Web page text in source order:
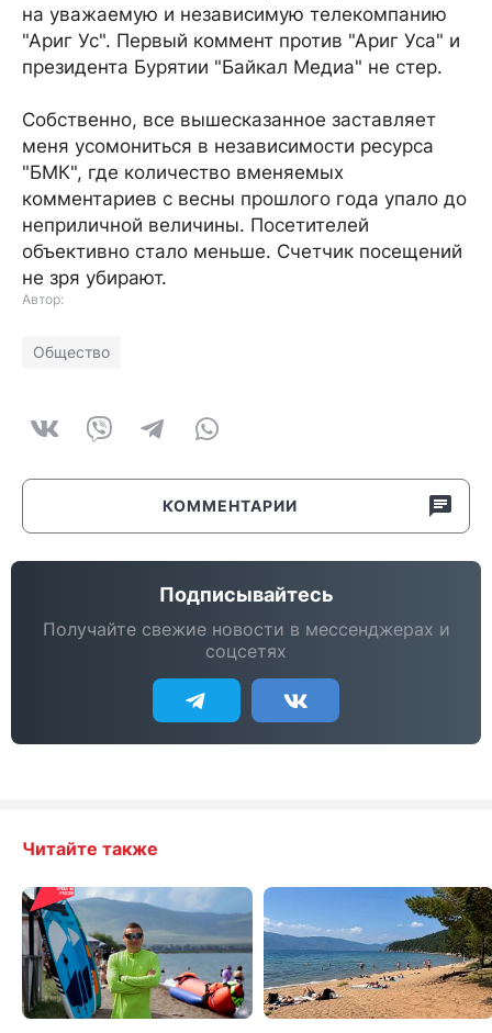
на уважаемую и независимую телекомпанию
"Ариг Ус". Первый коммент против "Ариг Уса" и
президента Бурятии "Байкал Медиа" не стер.
Собственно, все вышесказанное заставляет
меня усомониться в независимости ресурса
"БМК", где количество вменяемых
комментариев с весны прошлого года упало до
неприличной величины. Посетителей
объективно стало меньше. Счетчик посещений
не зря убирают.
Автор:
Общество
КОММЕНТАРИИ
Подписывайтесь
Получайте свежие новости в мессенджерах и
соцсетях
Читайте также